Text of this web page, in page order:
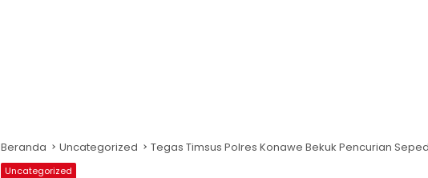
Beranda Uncategorized Tegas Timsus Polres Konawe Bekuk Pencurian
Uncategorized